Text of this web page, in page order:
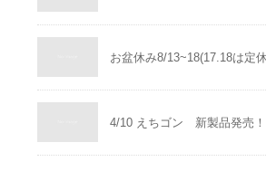
お盆休み8/13~18(17.18は定休
4/10 えちゴン 新製品発売！